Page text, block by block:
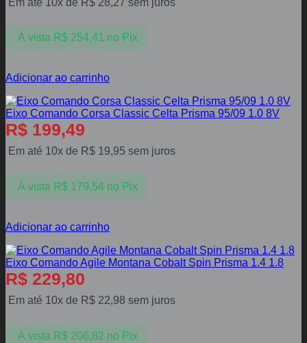
À vista R$254,41 no Pix
Adicionar ao carrinho
Eixo Comando Corsa Classic Celta Prisma 95/09 1.0 8V
R$ 199,49
Em até 10x de R$ 19,95 sem juros
À vista R$179,54 no Pix
Adicionar ao carrinho
Eixo Comando Agile Montana Cobalt Spin Prisma 1.4 1.8
R$ 229,80
Em até 10x de R$ 22,98 sem juros
À vista R$206,82 no Pix